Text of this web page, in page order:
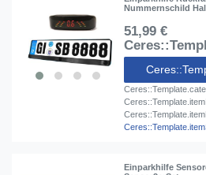
Nummernschild
51,99 €
Einparkhilfe